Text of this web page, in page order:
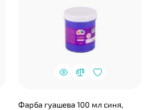
Фарба гуашева 100 мл синя,